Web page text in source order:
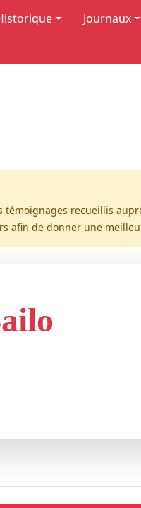
Journaux
recueillis
afin de donner une